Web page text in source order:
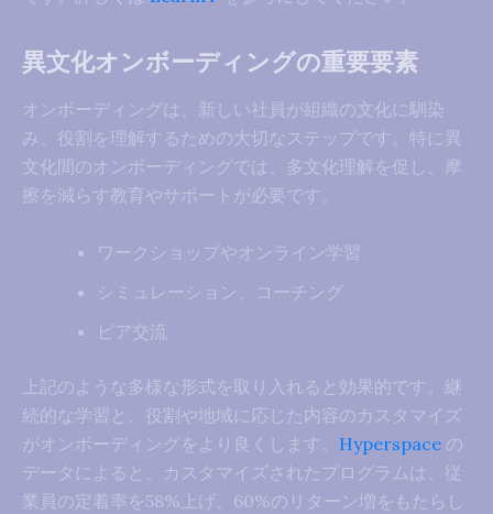
異文化オンボーディングの重要要素
オンボーディングは、新しい社員が組織の文化に馴染
み、役割を理解するための大切なステップです。特に異
文化間のオンボーディングでは、多文化理解を促し、摩
擦を減らす教育やサポートが必要です。
ワークショップやオンライン学習
シミュレーション、コーチング
ピア交流
上記のような多様な形式を取り入れると効果的です。継
続的な学習と、役割や地域に応じた内容のカスタマイズ
がオンボーディングをより良くします。 Hyperspace の
データによると、カスタマイズされたプログラムは、従
業員の定着率を58%上げ、60%のリターン増をもたらし